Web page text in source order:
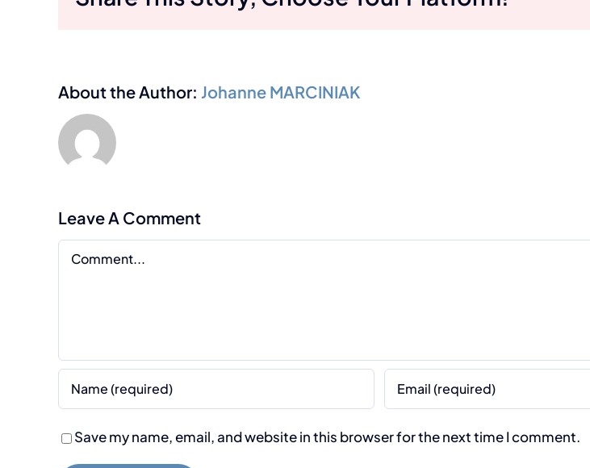
About the Author: Johanne MARCINIAK
Leave A Comment
Comment
Save my name, email, and website in this browser for the next time I comment.